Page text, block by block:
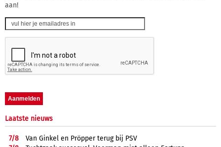
aan!
Laatste nieuws
7/8
Van Ginkel en Pröpper terug bij PSV